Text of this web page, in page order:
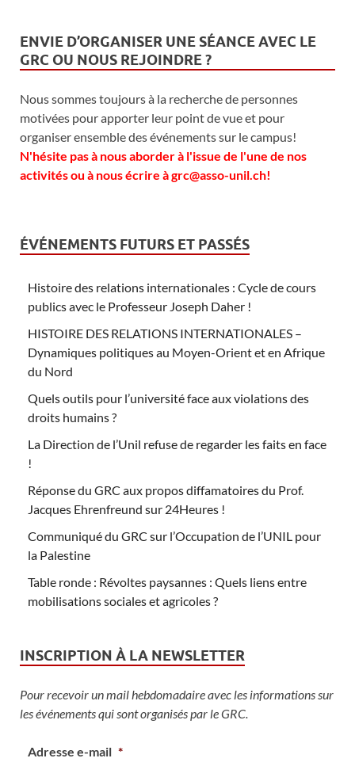
ENVIE D’ORGANISER UNE SÉANCE AVEC LE
GRC OU NOUS REJOINDRE ?
Nous sommes toujours à la recherche de personnes
motivées pour apporter leur point de vue et pour
organiser ensemble des événements sur le campus!
N'hésite pas à nous aborder à l'issue de l'une de nos
activités ou à nous écrire à grc@asso-unil.ch!
ÉVÉNEMENTS FUTURS ET PASSÉS
Histoire des relations internationales : Cycle de cours
publics avec le Professeur Joseph Daher !
HISTOIRE DES RELATIONS INTERNATIONALES –
Dynamiques politiques au Moyen-Orient et en Afrique
du Nord
Quels outils pour l’université face aux violations des
droits humains ?
La Direction de l’Unil refuse de regarder les faits en face
!
Réponse du GRC aux propos diffamatoires du Prof.
Jacques Ehrenfreund sur 24Heures !
Communiqué du GRC sur l’Occupation de l’UNIL pour
la Palestine
Table ronde : Révoltes paysannes : Quels liens entre
mobilisations sociales et agricoles ?
INSCRIPTION À LA NEWSLETTER
Pour recevoir un mail hebdomadaire avec les informations sur
les événements qui sont organisés par le GRC.
Adresse e-mail *